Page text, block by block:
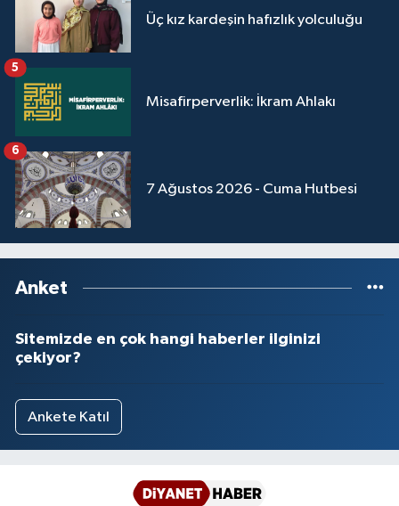
Üç kız kardeşin hafızlık yolculuğu
Misafirperverlik: İkram Ahlakı
5
7 Ağustos 2026 - Cuma Hutbesi
6
Anket
Sitemizde en çok hangi haberler ilginizi
çekiyor?
Ankete Katıl